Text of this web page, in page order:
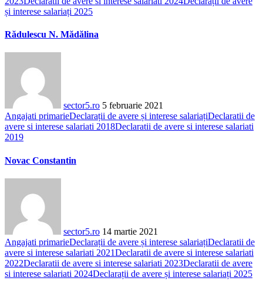
și interese salariați 2025
Rădulescu N. Mădălina
sector5.ro 5 februarie 2021
Angajati primarieDeclarații de avere și interese salariațiDeclaratii de
avere si interese salariati 2018Declaratii de avere si interese salariati
2019
Novac Constantin
sector5.ro 14 martie 2021
Angajati primarieDeclarații de avere și interese salariațiDeclaratii de
avere si interese salariati 2021Declaratii de avere si interese salariati
2022Declaratii de avere si interese salariati 2023Declaratii de avere
si interese salariati 2024Declarații de avere și interese salariați 2025